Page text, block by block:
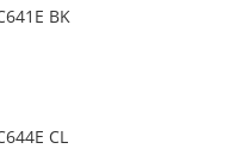
BK
CL